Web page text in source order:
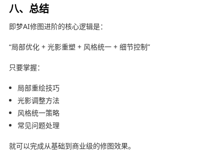
八、总结
即梦AI修图进阶的核心逻辑是：
“局部优化 + 光影重塑 + 风格统一 + 细节控制”
只要掌握：
局部重绘技巧
光影调整方法
风格统一策略
常见问题处理
就可以完成从基础到商业级的修图效果。